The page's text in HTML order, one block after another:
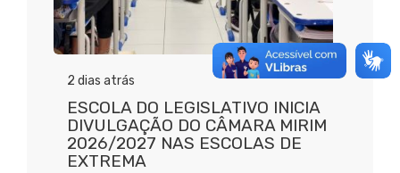
2 dias atrás
ESCOLA DO LEGISLATIVO INICIA
DIVULGAÇÃO DO CÂMARA MIRIM
2026/2027 NAS ESCOLAS DE
EXTREMA